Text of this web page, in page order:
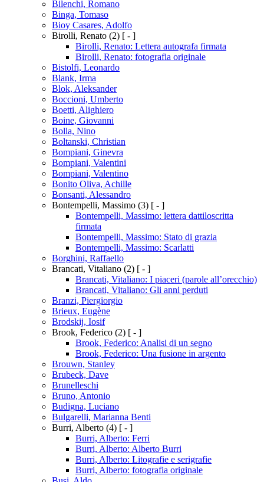
Bilenchi, Romano
Binga, Tomaso
Bioy Casares, Adolfo
Birolli, Renato (2) [ - ]
Birolli, Renato: Lettera autografa firmata
Birolli, Renato: fotografia originale
Bistolfi, Leonardo
Blank, Irma
Blok, Aleksander
Boccioni, Umberto
Boetti, Alighiero
Boine, Giovanni
Bolla, Nino
Boltanski, Christian
Bompiani, Ginevra
Bompiani, Valentini
Bompiani, Valentino
Bonito Oliva, Achille
Bonsanti, Alessandro
Bontempelli, Massimo (3) [ - ]
Bontempelli, Massimo: lettera dattiloscritta
firmata
Bontempelli, Massimo: Stato di grazia
Bontempelli, Massimo: Scarlatti
Borghini, Raffaello
Brancati, Vitaliano (2) [ - ]
Brancati, Vitaliano: I piaceri (parole all’orecchio)
Brancati, Vitaliano: Gli anni perduti
Branzi, Piergiorgio
Brieux, Eugène
Brodskij, Iosif
Brook, Federico (2) [ - ]
Brook, Federico: Analisi di un segno
Brook, Federico: Una fusione in argento
Brouwn, Stanley
Brubeck, Dave
Brunelleschi
Bruno, Antonio
Budigna, Luciano
Bulgarelli, Marianna Benti
Burri, Alberto (4) [ - ]
Burri, Alberto: Ferri
Burri, Alberto: Alberto Burri
Burri, Alberto: Litografie e serigrafie
Burri, Alberto: fotografia originale